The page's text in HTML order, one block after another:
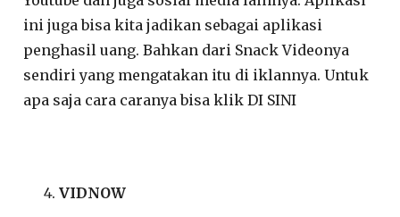
ini juga bisa kita jadikan sebagai aplikasi
penghasil uang. Bahkan dari Snack Videonya
sendiri yang mengatakan itu di iklannya. Untuk
apa saja cara caranya bisa klik DI SINI
VIDNOW